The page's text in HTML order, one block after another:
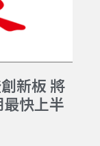
新板 將
快上半